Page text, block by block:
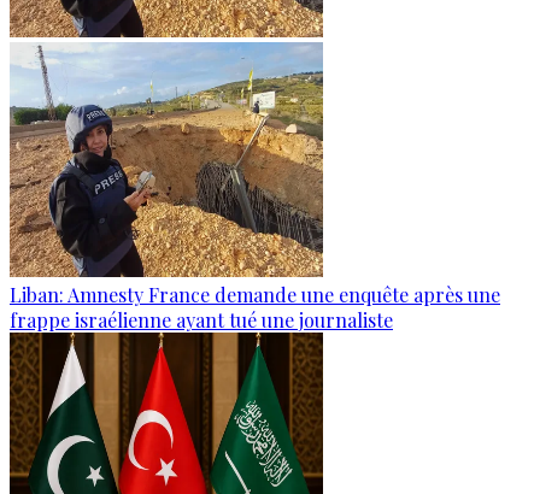
Liban: Amnesty France demande une enquête après une
frappe israélienne ayant tué une journaliste